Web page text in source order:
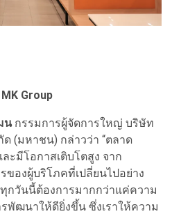
Group
นกรรมการผู้จัดการใหญ่ บริษัท
ด (มหาชน) กล่าวว่า “ตลาด
ะมีโอกาสเติบโตสูง จาก
องผู้บริโภคที่เปลี่ยนไปอย่าง
กวันนี้ต้องการมากกว่าแค่ความ
พัฒนาให้ดียิ่งขึ้น ซึ่งเราให้ความ